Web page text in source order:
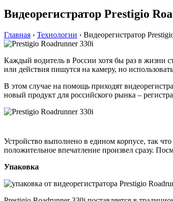
Видеорегистратор Prestigio
Главная › Технологии › Видеорегистратор
Каждый водитель в России хотя бы раз в жизни
или действия пишутся на камеру, но
В этом случае на помощь приходят
новый продукт для российского рынка –
Устройство выполнено в едином корпусе, так
положительное впечатление произвел сразу.
Упаковка